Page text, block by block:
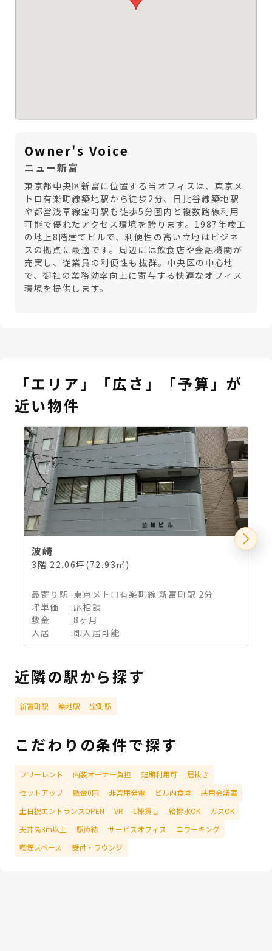
Owner's Voice
ニュー新富
東京都中央区新富に位置する当オフィスは、東京メ
トロ有楽町線築地駅から徒歩2分、日比谷線築地駅
や都営浅草線宝町駅も徒歩5分圏内と複数路線利用
可能で優れたアクセス環境を誇ります。1987年竣工
の地上8階建てビルで、利便性の高い立地はビジネ
スの拠点に最適です。周辺には飲食店や金融機関が
充実し、従業員の利便性も抜群。中央区の中心地
で、御社の業務効率向上に寄与する快適なオフィス
環境を提供します。
「エリア」「広さ」「予算」が
近い物件
波崎
3階 22.06坪(72.93㎡)
最寄り駅 :東京メトロ有楽町線 新富町駅 2分
坪単価
:応相談
敷金
:8ヶ月
入居
:即入居可能
近隣の駅から探す
新富町駅 築地駅 宝町駅
こだわりの条件で探す
フリーレント 内装オーナー負担 短期利用可
居抜き
セットアップ
敷金0円 非常用発電 ビル内食堂
共用会議室
土日祝エントランスOPEN
VR 1棟貸し 給排水OK
ガスOK
天井高3m以上
駅直結 サービスオフィス
コワーキング
喫煙スペース
受付・ラウンジ